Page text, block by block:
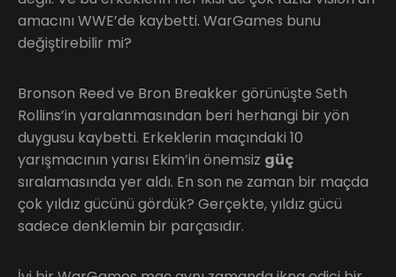
amacını WWE’de kaybetti. WarGames bunu
değiştirebilir mi?
Bronson Reed ve Bron Breakker görünüşte Seth
Rollins’in yaralanmasından beri herhangi bir yön
duygusu kaybetti. Erkeklerin maçındaki 10
yarışmacının yarısı Ekim’in önemsiz güç
sıralamasında yer aldı. En son ne zaman bir maçda
çok yıldız gücünü gördük? Gerçekte, yıldız gücü
sadece denklemin bir parçasıdır.